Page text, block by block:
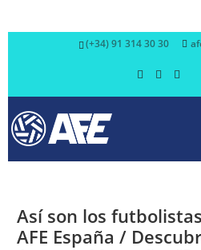
(+34) 91 314 30 30
Así son los
AFE España /